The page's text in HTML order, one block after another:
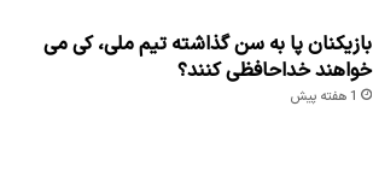
بازیکنان پا به سن گذاشته تیم ملی، کی می
خواهند خداحافظی کنند؟
1 هفته پیش